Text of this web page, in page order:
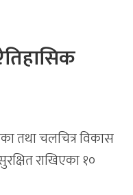
तथा चलचित्र विकास
राखिएका १०